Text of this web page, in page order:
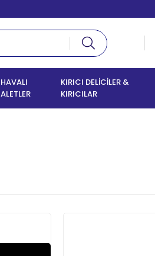
HAVALI
ALETLER
KIRICI DELİCİLER &
KIRICILAR